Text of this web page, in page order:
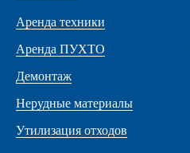
Аренда техники
Аренда ПУХТО
Демонтаж
Нерудные материалы
Утилизация отходов